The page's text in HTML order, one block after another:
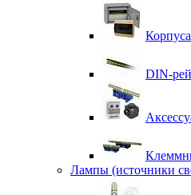
DIN-
Лампы (источники